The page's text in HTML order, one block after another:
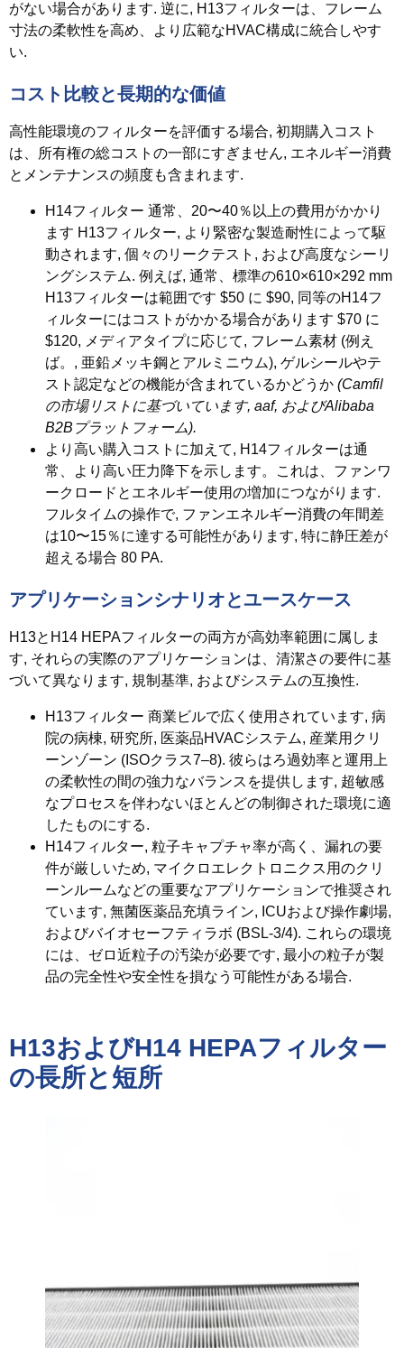
がない場合があります. 逆に, H13フィルターは、フレーム
寸法の柔軟性を高め、より広範なHVAC構成に統合しやす
い.
コスト比較と長期的な価値
高性能環境のフィルターを評価する場合, 初期購入コスト
は、所有権の総コストの一部にすぎません, エネルギー消費
とメンテナンスの頻度も含まれます.
H14フィルター 通常、20〜40％以上の費用がかかり
ます H13フィルター, より緊密な製造耐性によって駆
動されます, 個々のリークテスト, および高度なシーリ
ングシステム. 例えば, 通常、標準の610×610×292 mm
H13フィルターは範囲です $50 に $90, 同等のH14フ
ィルターにはコストがかかる場合があります $70 に
$120, メディアタイプに応じて, フレーム素材 (例え
ば。, 亜鉛メッキ鋼とアルミニウム), ゲルシールやテ
スト認定などの機能が含まれているかどうか (Camfil
の市場リストに基づいています, aaf, およびAlibaba
B2Bプラットフォーム).
より高い購入コストに加えて, H14フィルターは通
常、より高い圧力降下を示します。これは、ファンワ
ークロードとエネルギー使用の増加につながります.
フルタイムの操作で, ファンエネルギー消費の年間差
は10〜15％に達する可能性があります, 特に静圧差が
超える場合 80 PA.
アプリケーションシナリオとユースケース
H13とH14 HEPAフィルターの両方が高効率範囲に属しま
す, それらの実際のアプリケーションは、清潔さの要件に基
づいて異なります, 規制基準, およびシステムの互換性.
H13フィルター 商業ビルで広く使用されています, 病
院の病棟, 研究所, 医薬品HVACシステム, 産業用クリ
ーンゾーン (ISOクラス7–8). 彼らはろ過効率と運用上
の柔軟性の間の強力なバランスを提供します, 超敏感
なプロセスを伴わないほとんどの制御された環境に適
したものにする.
H14フィルター, 粒子キャプチャ率が高く、漏れの要
件が厳しいため, マイクロエレクトロニクス用のクリ
ーンルームなどの重要なアプリケーションで推奨され
ています, 無菌医薬品充填ライン, ICUおよび操作劇場,
およびバイオセーフティラボ (BSL-3/4). これらの環境
には、ゼロ近粒子の汚染が必要です, 最小の粒子が製
品の完全性や安全性を損なう可能性がある場合.
H13およびH14 HEPAフィルター
の長所と短所